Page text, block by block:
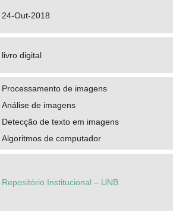
24-Out-2018
livro digital
Processamento de imagens
Análise de imagens
Detecção de texto em imagens
Algoritmos de computador
Repositório Institucional – UNB